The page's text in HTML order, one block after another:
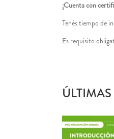
¡Cuenta con
Tenés tiempo de
Es requisito